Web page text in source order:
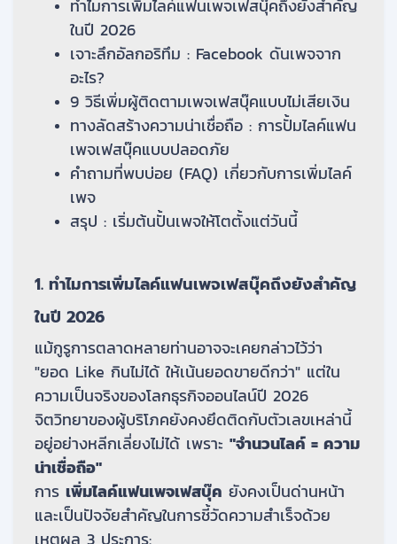
ทำไมการเพิ่มไลค์แฟนเพจเฟสบุ๊คถึงยังสำคัญ
ในปี 2026
เจาะลึกอัลกอริทึม : Facebook ดันเพจจาก
อะไร?
9 วิธีเพิ่มผู้ติดตามเพจเฟสบุ๊คแบบไม่เสียเงิน
ทางลัดสร้างความน่าเชื่อถือ : การปั้มไลค์แฟน
เพจเฟสบุ๊คแบบปลอดภัย
คำถามที่พบบ่อย (FAQ) เกี่ยวกับการเพิ่มไลค์
เพจ
สรุป : เริ่มต้นปั้นเพจให้โตตั้งแต่วันนี้
1. ทำไมการเพิ่มไลค์แฟนเพจเฟสบุ๊คถึงยังสำคัญ
ในปี 2026
แม้กูรูการตลาดหลายท่านอาจจะเคยกล่าวไว้ว่า
"ยอด Like กินไม่ได้ ให้เน้นยอดขายดีกว่า" แต่ใน
ความเป็นจริงของโลกธุรกิจออนไลน์ปี 2026
จิตวิทยาของผู้บริโภคยังคงยึดติดกับตัวเลขเหล่านี้
อยู่อย่างหลีกเลี่ยงไม่ได้ เพราะ "จำนวนไลค์ = ความ
น่าเชื่อถือ"
การ เพิ่มไลค์แฟนเพจเฟสบุ๊ค ยังคงเป็นด่านหน้า
และเป็นปัจจัยสำคัญในการชี้วัดความสำเร็จด้วย
เหตุผล 3 ประการ: